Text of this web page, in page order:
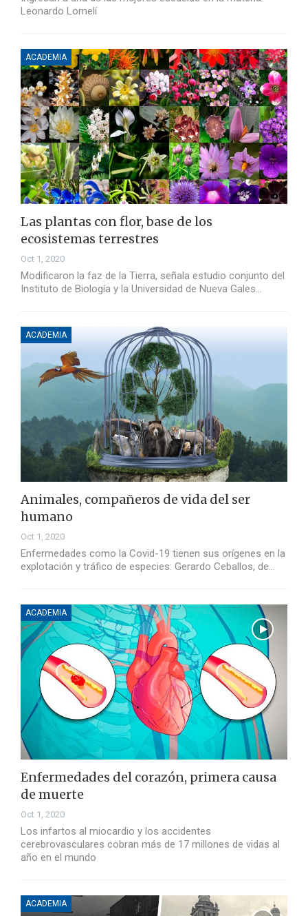
Leonardo Lomelí
ACADEMIA
Las plantas con flor, base de los
ecosistemas terrestres
Oct 1, 2020
Modificaron la faz de la Tierra, señala estudio conjunto del
Instituto de Biología y la Universidad de Nueva Gales…
ACADEMIA
Animales, compañeros de vida del ser
humano
Oct 1, 2020
Enfermedades como la Covid-19 tienen sus orígenes en la
explotación y tráfico de especies: Gerardo Ceballos, de…
ACADEMIA
Enfermedades del corazón, primera causa
de muerte
Oct 1, 2020
Los infartos al miocardio y los accidentes
cerebrovasculares cobran más de 17 millones de vidas al
año en el mundo
ACADEMIA